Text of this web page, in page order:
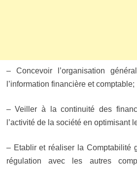
– Concevoir l’organisation
l’information financière et comptable;
– Veiller à la continuité des
l’activité de la société en optimisant
– Etablir et réaliser la Comptabilité
régulation avec les autres